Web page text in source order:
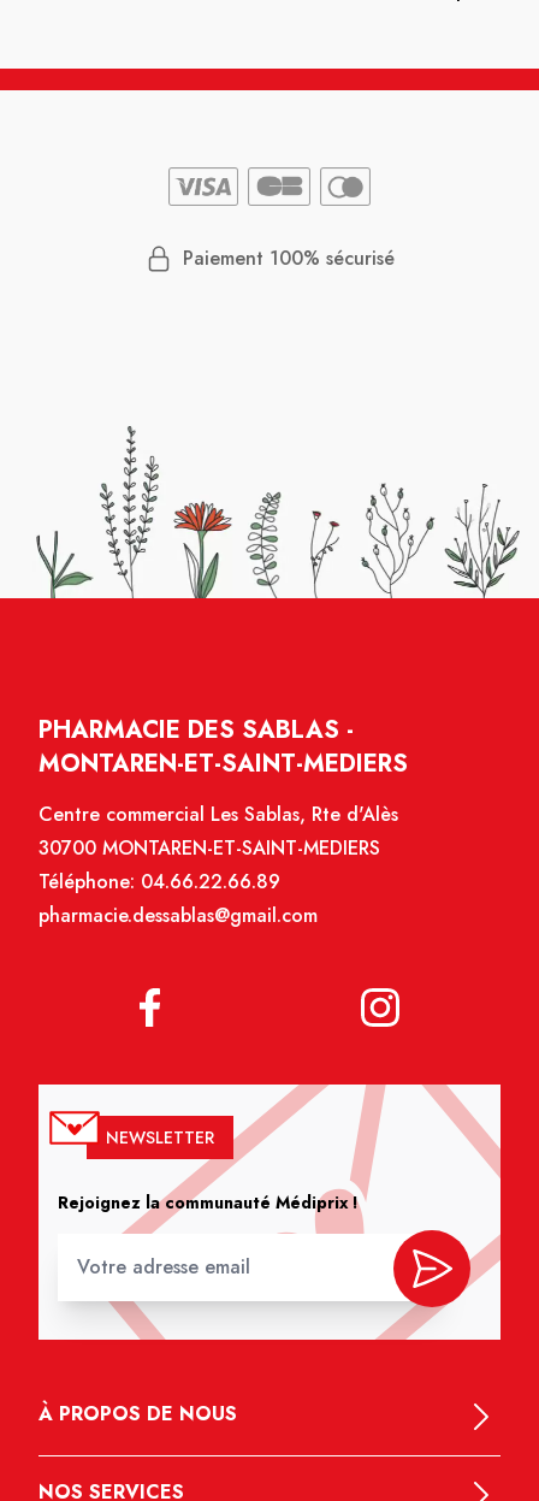
Paiement 100% sécurisé
PHARMACIE DES SABLAS -
MONTAREN-ET-SAINT-MEDIERS
Centre commercial Les Sablas, Rte d'Alès
30700 MONTAREN-ET-SAINT-MEDIERS
Téléphone: 04.66.22.66.89
pharmacie.dessablas@gmail.com
NEWSLETTER
Rejoignez la communauté Médiprix !
À PROPOS DE NOUS
NOS SERVICES